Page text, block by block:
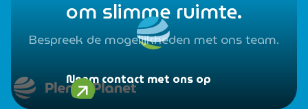
om slimme ruimte.
Bespreek de mogelijkheden met ons team.
Neem contact met ons op